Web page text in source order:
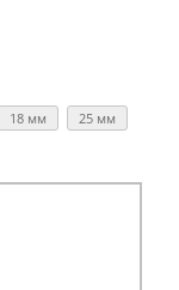
18 мм 25 мм